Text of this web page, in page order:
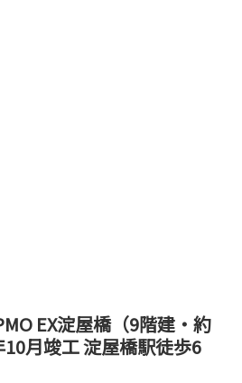
EX淀屋橋（9階建・約
月竣工 淀屋橋駅徒歩6